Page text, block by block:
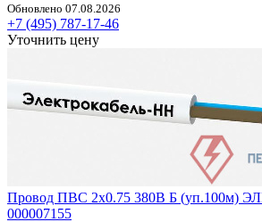
Обновлено 07.08.2026
+7 (495) 787-17-46
Уточнить цену
Провод ПВС 2х0.75 380В Б (уп.100м)
000007155